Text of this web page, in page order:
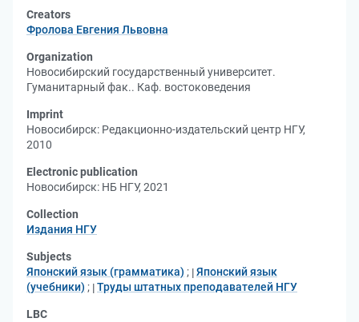
Creators
Фролова Евгения Львовна
Organization
Новосибирский государственный университет.
Гуманитарный фак.. Каф. востоковедения
Imprint
Новосибирск: Редакционно-издательский центр НГУ,
2010
Electronic publication
Новосибирск: НБ НГУ, 2021
Collection
Издания НГУ
Subjects
Японский язык (грамматика) ; Японский язык
(учебники) ; Труды штатных преподавателей НГУ
LBC